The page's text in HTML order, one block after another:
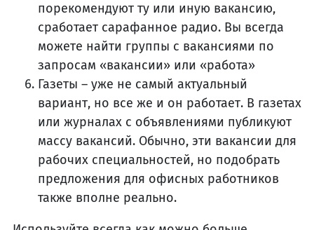
порекомендуют ту или иную вакансию,
сработает сарафанное радио. Вы всегда
можете найти группы с вакансиями по
запросам «вакансии» или «работа»
Газеты – уже не самый актуальный
вариант, но все же и он работает. В газетах
или журналах с объявлениями публикуют
массу вакансий. Обычно, эти вакансии для
рабочих специальностей, но подобрать
предложения для офисных работников
также вполне реально.